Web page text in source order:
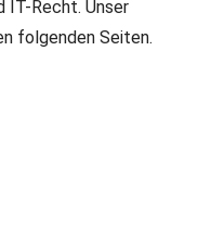
IT-Recht. Unser
folgenden Seiten.